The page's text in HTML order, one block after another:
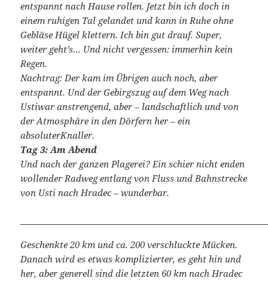
entspannt nach Hause rollen. Jetzt bin ich doch in
einem ruhigen Tal gelandet und kann in Ruhe ohne
Gebläse Hügel klettern. Ich bin gut drauf. Super,
weiter geht’s… Und nicht vergessen: immerhin kein
Regen.
Nachtrag: Der kam im Übrigen auch noch, aber
entspannt. Und der Gebirgszug auf dem Weg nach
Ustiwar anstrengend, aber – landschaftlich und von
der Atmosphäre in den Dörfern her – ein
absoluterKnaller.
Tag 3: Am Abend
Und nach der ganzen Plagerei? Ein schier nicht enden
wollender Radweg entlang von Fluss und Bahnstrecke
von Usti nach Hradec – wunderbar.
Geschenkte 20 km und ca. 200 verschluckte Mücken.
Danach wird es etwas komplizierter, es geht hin und
her, aber generell sind die letzten 60 km nach Hradec